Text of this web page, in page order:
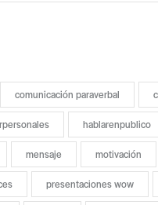
comunicación paraverbal
hablarenpublico
mensaje motivación
presentaciones wow